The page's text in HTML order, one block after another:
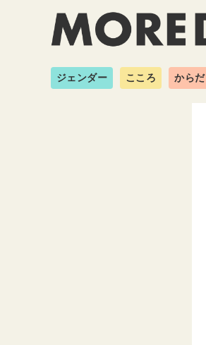
ジェンダー こころ からだ